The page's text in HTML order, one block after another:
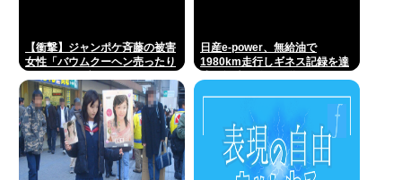
【衝撃】ジャンポケ斉藤の被害
女性「バウムクーヘン売ったり
から示談しなかった」←コレっ
てさ…
日産e-power、無給油で
1980km走行しギネス記録を達